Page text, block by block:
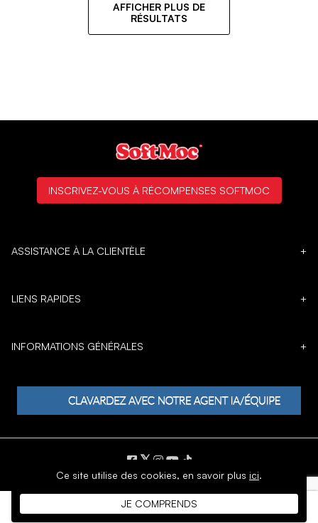
AFFICHER PLUS DE
RÉSULTATS
Ce site utilise des cookies, en savoir plus ici.
JE COMPRENDS
ASSISTANCE À LA CLIENTÈLE +
LIENS RAPIDES +
INFORMATIONS GÉNÉRALES +
INSCRIVEZ-VOUS À RÉCOMPENSES SOFTMOC
𝕏
DROIT D'AUTEUR © 1996 - 2026 SoftMoc Inc.
Commerce électronique par MWF Group. Tous droits réservés.